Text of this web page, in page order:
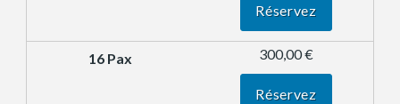
Réservez
300,00 €
Réservez